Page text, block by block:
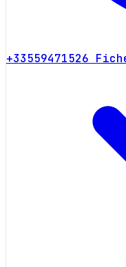
+33559471526